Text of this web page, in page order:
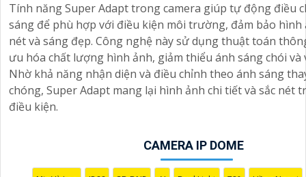
Tính năng Super Adapt trong camera giúp tự động điều
sáng để phù hợp với điều kiện môi trường, đảm bảo
nét và sáng đẹp. Công nghệ này sử dụng thuật toán
ưu hóa chất lượng hình ảnh, giảm thiểu ánh sáng chói và
Nhờ khả năng nhận diện và điều chỉnh theo ánh sáng
chóng, Super Adapt mang lại hình ảnh chi tiết và sắc nét
điều kiện.
CAMERA IP DOME